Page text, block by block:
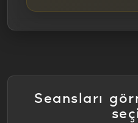
Seansları